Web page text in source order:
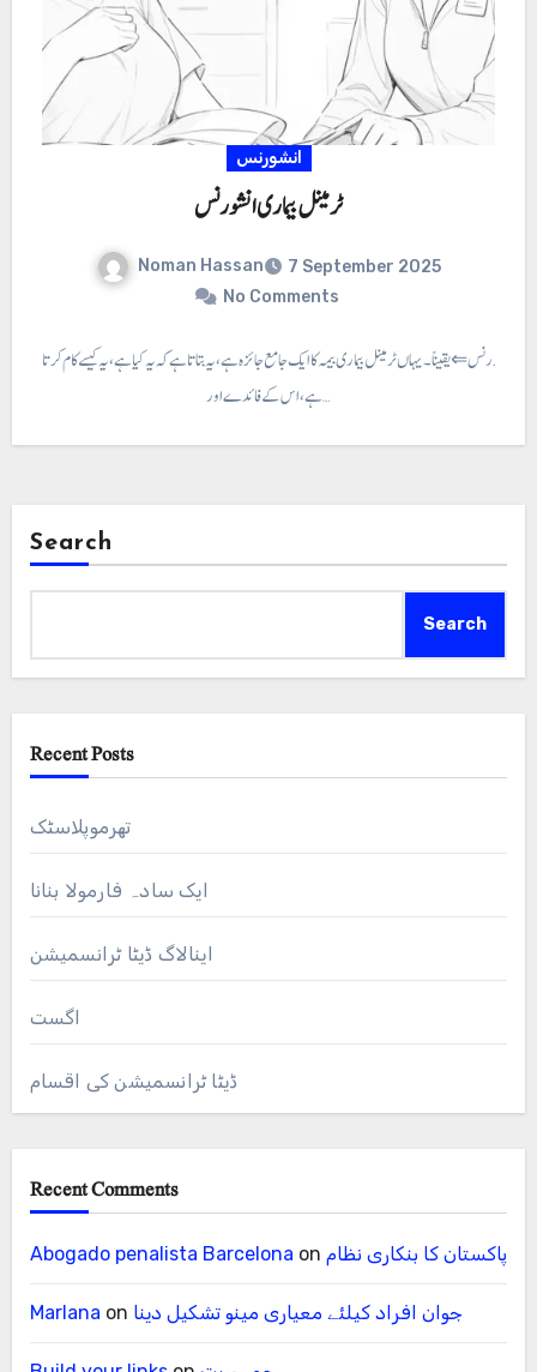
انشورنس
ٹرمینل بیماری انشورنس
Noman Hassan
7 September 2025
No Comments
انشورنس ⇐ یقیناً۔ یہاں ٹرمینل بیماری بیمہ کا ایک جامع جائزہ ہے، یہ بتاتا ہے کہ یہ کیا ہے، یہ کیسے کام کرتا
ہے، اس کے فائدے اور…
Search
Search
Recent Posts
تھرموپلاسٹک
ایک سادہ فارمولا بنانا
اینالاگ ڈیٹا ٹرانسمیشن
اگست
ڈیٹا ٹرانسمیشن کی اقسام
Recent Comments
Abogado penalista Barcelona on پاکستان کا بنکاری نظام
Marlana on جوان افراد کیلئے معیاری مینو تشکیل دینا